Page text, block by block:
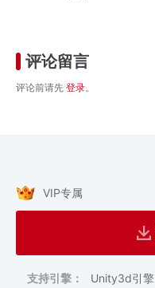
评论留言
评论前请先 登录。
VIP专属
支持引擎：
Unity3d引擎